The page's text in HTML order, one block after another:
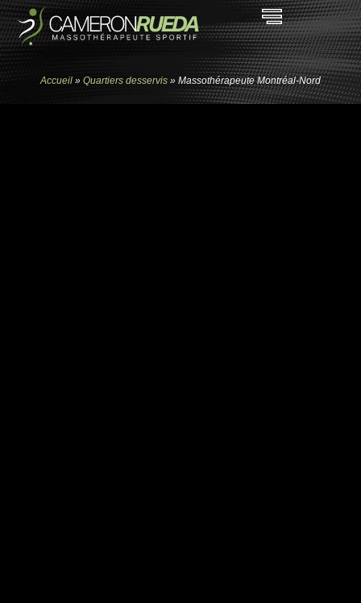
Accueil » Quartiers desservis » Massothérapeute Montréal-Nord